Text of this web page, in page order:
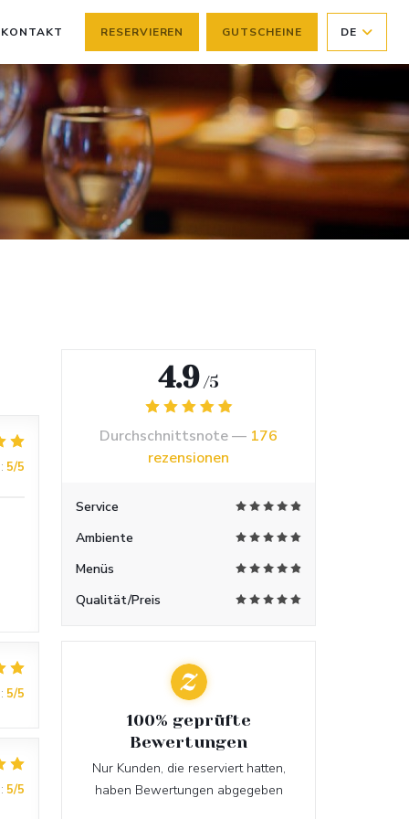
KONTAKT RESERVIEREN GUTSCHEINE DE
: 5/5
: 5/5
: 5/5
4.9 /5
Durchschnittsnote — 176
rezensionen
Service
Ambiente
Menüs
Qualität/Preis
100% geprüfte
Bewertungen
Nur Kunden, die reserviert hatten,
haben Bewertungen abgegeben